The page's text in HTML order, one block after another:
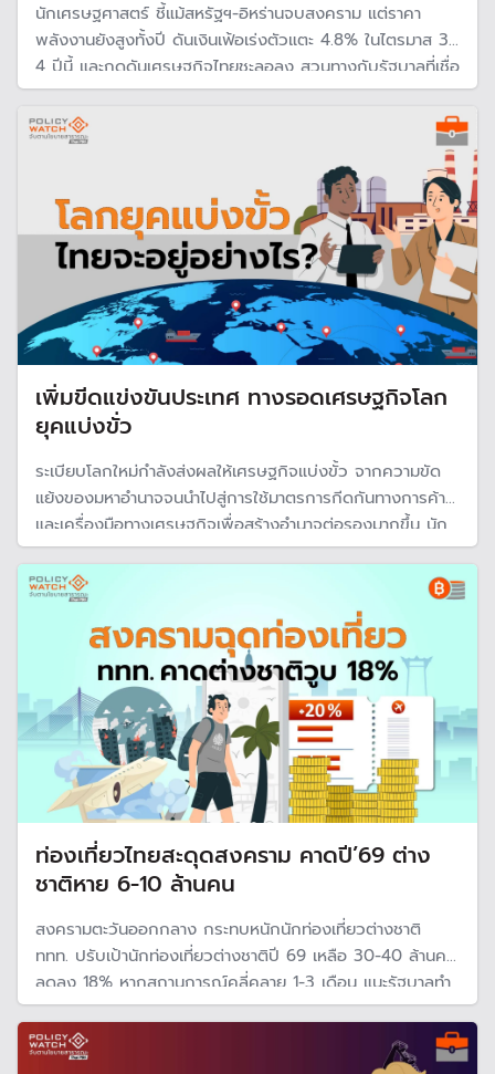
นักเศรษฐศาสตร์ ชี้แม้สหรัฐฯ-อิหร่านจบสงคราม แต่ราคา
พลังงานยังสูงทั้งปี ดันเงินเฟ้อเร่งตัวแตะ 4.8% ในไตรมาส 3-
4 ปีนี้ และกดดันเศรษฐกิจไทยชะลอลง สวนทางกับรัฐบาลที่เชื่อ
ว่าเศรษฐกิจจะฟื้นตัวดีหลังสถานการณ์ตะวันออกกลาง
คลี่คลาย
เพิ่มขีดแข่งขันประเทศ ทางรอดเศรษฐกิจโลก
ยุคแบ่งขั่ว
ระเบียบโลกใหม่กำลังส่งผลให้เศรษฐกิจแบ่งขั้ว จากความขัด
แย้งของมหาอำนาจจนนำไปสู่การใช้มาตรการกีดกันทางการค้า
และเครื่องมือทางเศรษฐกิจเพื่อสร้างอำนาจต่อรองมากขึ้น นัก
วิชาการเตือนไทยเร่งพัฒนาความสามารถในการแข่งขัน ก่อน
เสียเปรียบคู่แข่งในเวทีโลก
ท่องเที่ยวไทยสะดุดสงคราม คาดปี’69 ต่าง
ชาติหาย 6-10 ล้านคน
สงครามตะวันออกกลาง กระทบหนักนักท่องเที่ยวต่างชาติ
ททท. ปรับเป้านักท่องเที่ยวต่างชาติปี 69 เหลือ 30-40 ล้านคน
ลดลง 18% หากสถานการณ์คลี่คลาย 1-3 เดือน แนะรัฐบาลทำ
แผนกระตุ้นท่องเที่ยวในตลาดเอเชียและท่องเที่ยวภายในประเทศ